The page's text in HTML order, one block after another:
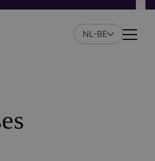
NL-BE